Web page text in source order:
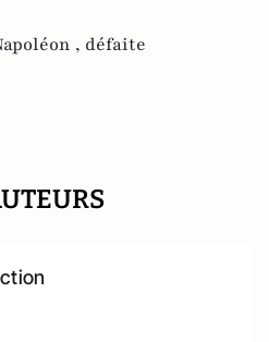
, défaite